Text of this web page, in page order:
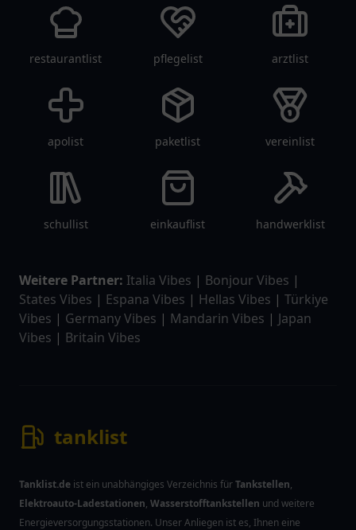
restaurantlist pflegelist arztlist
apolist paketlist vereinlist
schullist einkauflist handwerklist
Weitere Partner: Italia Vibes | Bonjour Vibes |
States Vibes | Espana Vibes | Hellas Vibes | Türkiye
Vibes | Germany Vibes | Mandarin Vibes | Japan
Vibes | Britain Vibes
tanklist
Tanklist.de ist ein unabhängiges Verzeichnis fürTankstellen,
Elektroauto-Ladestationen, Wasserstofftankstellen und weitere
Energieversorgungsstationen. Unser Anliegen ist es, Ihnen eine